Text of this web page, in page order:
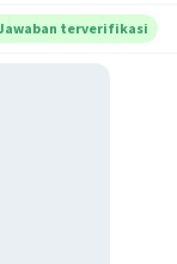
terverifikasi